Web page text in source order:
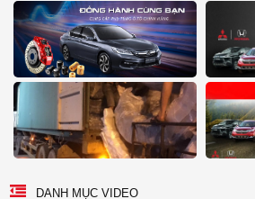
DANH MỤC VIDEO